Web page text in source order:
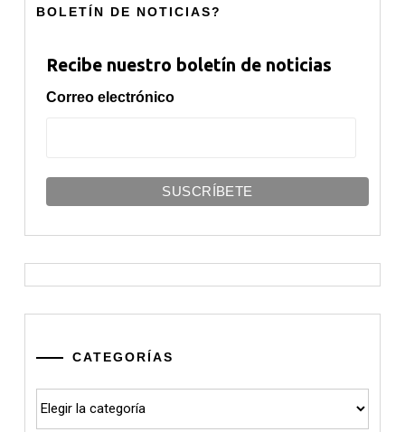
BOLETÍN DE NOTICIAS?
Recibe nuestro boletín de noticias
Correo electrónico
CATEGORÍAS